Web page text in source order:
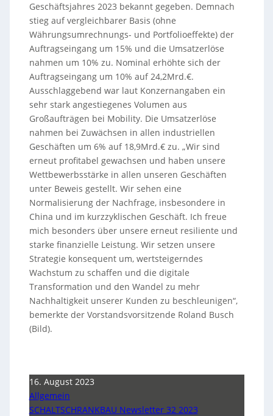
Geschäftsjahres 2023 bekannt gegeben. Demnach
stieg auf vergleichbarer Basis (ohne
Währungsumrechnungs- und Portfolioeffekte) der
Auftragseingang um 15% und die Umsatzerlöse
nahmen um 10% zu. Nominal erhöhte sich der
Auftragseingang um 10% auf 24,2Mrd.€.
Ausschlaggebend war laut Konzernangaben ein
sehr stark angestiegenes Volumen aus
Großaufträgen bei Mobility. Die Umsatzerlöse
nahmen bei Zuwächsen in allen industriellen
Geschäften um 6% auf 18,9Mrd.€ zu. „Wir sind
erneut profitabel gewachsen und haben unsere
Wettbewerbsstärke in allen unseren Geschäften
unter Beweis gestellt. Wir sehen eine
Normalisierung der Nachfrage, insbesondere in
China und im kurzzyklischen Geschäft. Ich freue
mich besonders über unsere erneut resiliente und
starke finanzielle Leistung. Wir setzen unsere
Strategie konsequent um, wertsteigerndes
Wachstum zu schaffen und die digitale
Transformation und den Wandel zu mehr
Nachhaltigkeit unserer Kunden zu beschleunigen“,
bemerkte der Vorstandsvorsitzende Roland Busch
(Bild).
16. August 2023
Allgemein
SCHALTSCHRANKBAU Newsletter 32 2023